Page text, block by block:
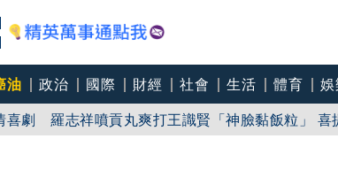
油 政治 國際 財經 社會 生活 體育 娛
遺忘的日本喜劇天才川島雄三 4K修復重返大銀
喜劇 羅志祥噴貢丸爽打王識賢「神臉黏飯粒」 喜